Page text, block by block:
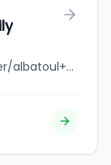
jobbank.gc.ca/browsejobs/employer/albatoul+%26+momen+family/ca